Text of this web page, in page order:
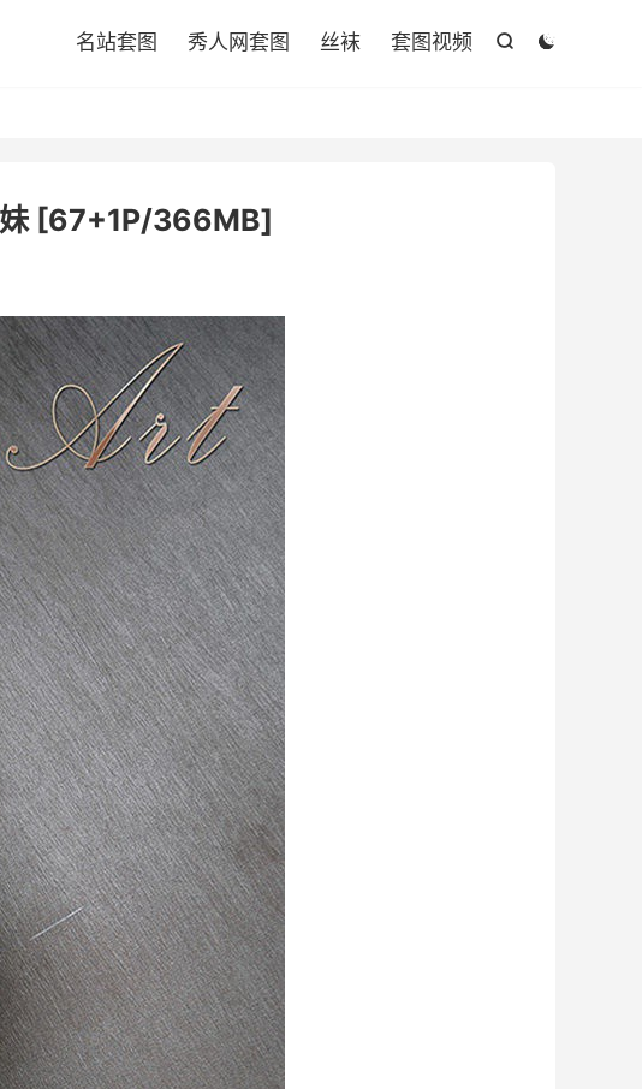


名站套图 秀人网套图 丝袜 套图视频
妹 [67+1P/366MB]